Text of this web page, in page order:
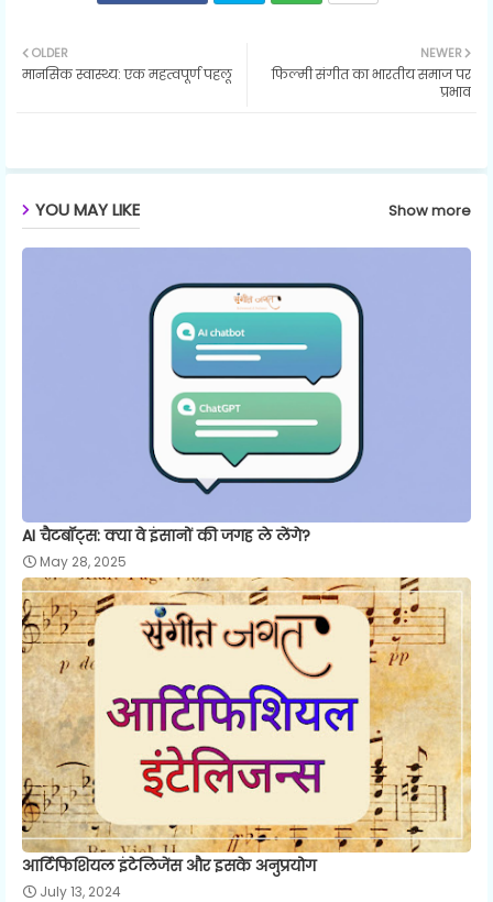
ter ats
p
NEWER
फिल्मी संगीत का भारतीय समाज पर
प्रभाव
OLDER
मानसिक स्वास्थ्य: एक महत्वपूर्ण पहलू
YOU MAY LIKE Show more
AI चैटबॉट्स: क्या वे इंसानों की जगह ले लेंगे?
May 28, 2025
आर्टिफिशियल इंटेलिजेंस और इसके अनुप्रयोग
July 13, 2024